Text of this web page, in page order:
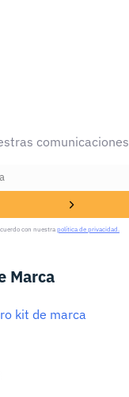
comunicaciones
con nuestra política de privacidad.
Marca
kit de marca